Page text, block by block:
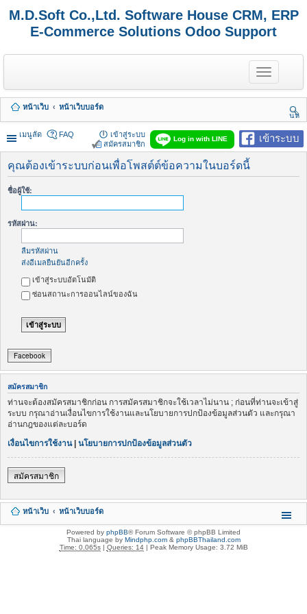
M.D.Soft Co.,Ltd. Software House CRM, ERP
E-Commerce Solutions Odoo Support
T
o
g
e
n
a
v
g
หน้าเว็บ
หน้าเว็บบอร์ด
นห
า
เมนูลัด
เข้าระบบ
Log in with LINE
FAQ
เข้าสู่ระบบ
สมัครสมาชิก
คุณต้องเข้าระบบก่อนเพื่อโพสต์ต์ข้อความในบอร์ดนี้
ชื่อผู้ใช้:
รหัสผ่าน:
ลืมรหัสผ่าน
ส่งอีเมลยืนยันอีกครั้ง
เข้าสู่ระบบอัตโนมัติ
ซ่อนสถานะการออนไลน์ของฉัน
Facebook
สมัครสมาชิก
ท่านจะต้องสมัครสมาชิกก่อน การสมัครสมาชิกจะใช้เวลาไม่นาน ; ก่อนที่ท่านจะเข้าสู่
ระบบ กรุณาอ่านเงื่อนไขการใช้งานและนโยบายการปกป้องข้อมูลส่วนตัว และกรุณา
อ่านกฎของแต่ละบอร์ด
เงื่อนไขการใช้งาน| นโยบายการปกป้องข้อมูลส่วนตัว
สมัครสมาชิก
หน้าเว็บ หน้าเว็บบอร์ด
Powered by phpBB® Forum Software © phpBB Limited
Thai language by Mindphp.com& phpBBThailand.com
Time: 0.065s| Queries: 14| Peak Memory Usage: 3.72 MiB